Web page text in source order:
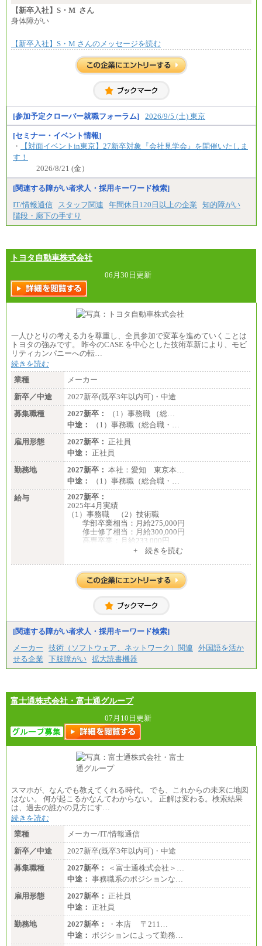
⑳月給205,000円以上
㉑月給185,000 円以上
※全コース共通※ 能力・経験・勤務地などにより
異なります
※試用期間中も給与に変更はございません。
⑤⑥月給：225,000円～300,000円
※試用期間中も給与に変更はございません。
【新卒入社】S・M さん
身体障がい
【新卒入社】S・M さんのメッセージを読む
[参加予定クローバー就職フォーラム] 2026/9/5 (土) 東京
[セミナー・イベント情報]
・
【対面イベントin東京】27新卒対象『会社見学会』を開催いたしま
す！
2026/8/21 (金）
[関連する障がい者求人・採用キーワード検索]
IT/情報通信
スタッフ関連 年間休日120日以上の企業
知的障がい
階段・廊下の手すり
トヨタ自動車株式会社
06月30日更新
一人ひとりの考える力を尊重し、全員参加で変革を進めていくことは
トヨタの強みです。 昨今のCASE を中心とした技術革新により、モビ
リティカンパニーへの転…
続きを読む
業種
メーカー
新卒／中途
2027新卒(既卒3年以内可)・中途
募集職種
2027新卒：
（1）事務職 （総…
中途：
（1）事務職（総合職・…
雇用形態
2027新卒： 正社員
中途： 正社員
勤務地
2027新卒： 本社：愛知 東京本…
中途：
（1）事務職（総合職・…
給与
2027新卒：
2025年4月実績
（1）事務職 （2）技術職
学部卒業相当：月給275,000円
修士修了相当：月給300,000円
高専卒業：月給233,000円
大学院修了・大学卒業：月給21万円
短期大学・専門学校（2年制）卒業：月給20万円
慮して給与を決定いたします
※試用期間中も給与に変更はございません
中途：
（1）事務職（総合職・正社員） （2）技術職（総
合職・正社員）
月給 208,000円以上
経験、能力等を考慮し、弊社規定により決定
試用期間中も給与に変更はございません
基本給
月給 182,400円以上
+ 続きを読む
[関連する障がい者求人・採用キーワード検索]
メーカー
技術（ソフトウェア、ネットワーク）関連
外国語を活か
せる企業
下肢障がい 拡大読書機器
富士通株式会社・富士通グループ
07月10日更新
スマホが、なんでも教えてくれる時代。 でも、これからの未来に地図
はない。 何が起こるかなんてわからない。 正解は変わる。検索結果
は、過去の誰かの見方にす…
続きを読む
業種
メーカー/IT/情報通信
新卒／中途
2027新卒(既卒3年以内可)・中途
募集職種
2027新卒：
＜富士通株式会社＞…
中途： 事務職系のポジションな…
雇用形態
2027新卒： 正社員
中途： 正社員
勤務地
2027新卒：
・本店 〒211…
中途： ポジションによって勤務…